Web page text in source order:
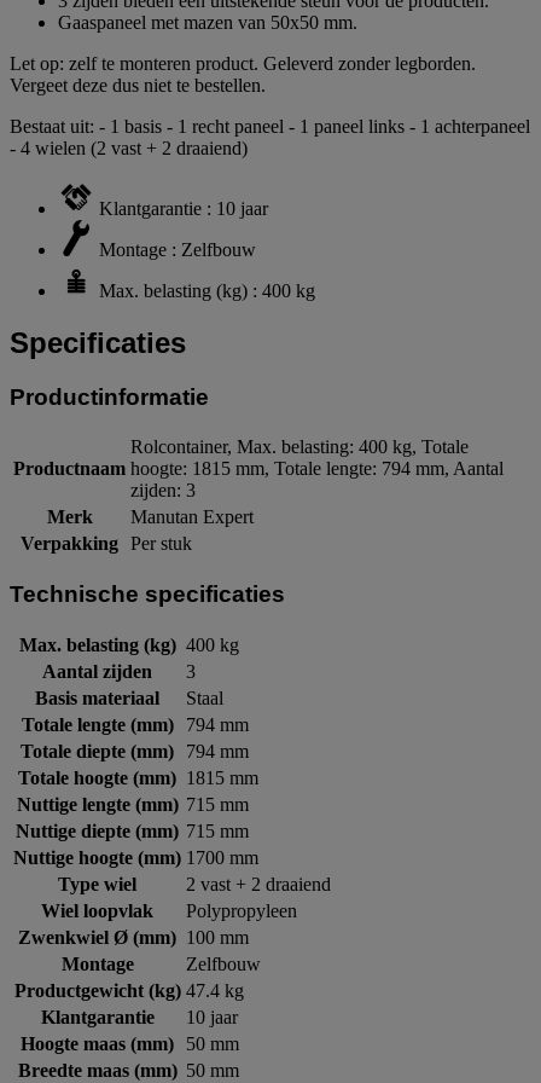
Gaaspaneel met mazen van 50x50 mm.
Let op: zelf te monteren product. Geleverd zonder legborden.
Vergeet deze dus niet te bestellen.
Bestaat uit: - 1 basis - 1 recht paneel - 1 paneel links - 1 achterpaneel
- 4 wielen (2 vast + 2 draaiend)
Klantgarantie : 10 jaar
Montage : Zelfbouw
Max. belasting (kg) : 400 kg
Specificaties
Productinformatie
Productnaam
Rolcontainer, Max. belasting: 400 kg, Totale
hoogte: 1815 mm, Totale lengte: 794 mm, Aantal
zijden: 3
Merk
Manutan Expert
Verpakking Per stuk
Technische specificaties
Max. belasting (kg) 400 kg
Aantal zijden
3
Basis materiaal
Staal
Totale lengte (mm)
794 mm
Totale diepte (mm)
794 mm
Totale hoogte (mm) 1815 mm
Nuttige lengte (mm) 715 mm
Nuttige diepte (mm) 715 mm
Nuttige hoogte (mm) 1700 mm
Type wiel
2 vast + 2 draaiend
Wiel loopvlak
Polypropyleen
Zwenkwiel Ø (mm) 100 mm
Montage
Zelfbouw
Productgewicht (kg) 47.4 kg
Klantgarantie
10 jaar
Hoogte maas (mm)
50 mm
Breedte maas (mm) 50 mm